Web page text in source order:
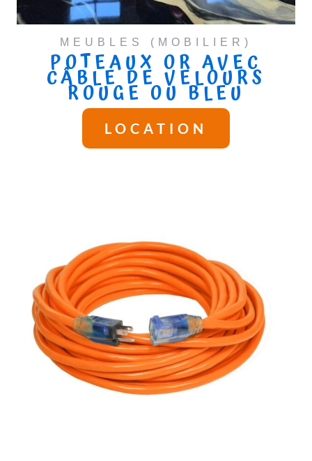
MEUBLES (MOBILIER)
POTEAUX OR AVEC
CÂBLE DE VELOURS
ROUGE OU BLEU
LOCATION